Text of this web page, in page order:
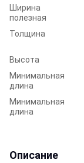
Ширина
полезная
Толщина
Высота
Минимальная
длина
Минимальная
длина
Описание